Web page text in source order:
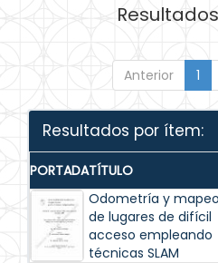
Resultados
Anterior 1
Resultados por ítem:
PORTADATÍTULO
Odometría y mapeo
de lugares de difícil
acceso empleando
técnicas SLAM